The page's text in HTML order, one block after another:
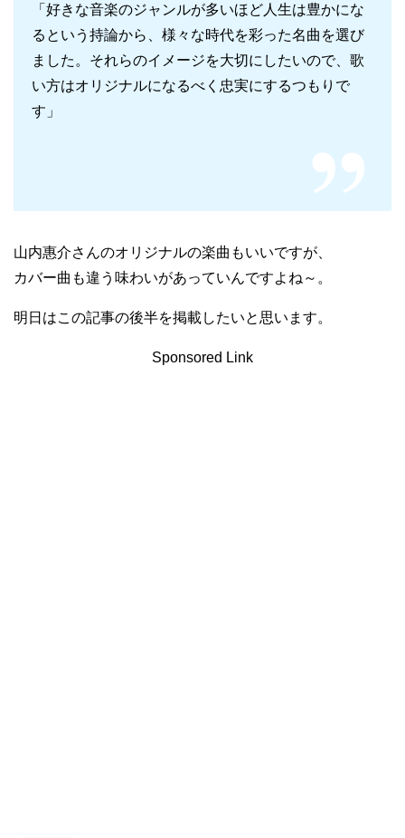
「好きな音楽のジャンルが多いほど人生は豊かにな
るという持論から、様々な時代を彩った名曲を選び
ました。それらのイメージを大切にしたいので、歌
い方はオリジナルになるべく忠実にするつもりで
す」
山内惠介さんのオリジナルの楽曲もいいですが、
カバー曲も違う味わいがあっていんですよね～。
明日はこの記事の後半を掲載したいと思います。
Sponsored Link